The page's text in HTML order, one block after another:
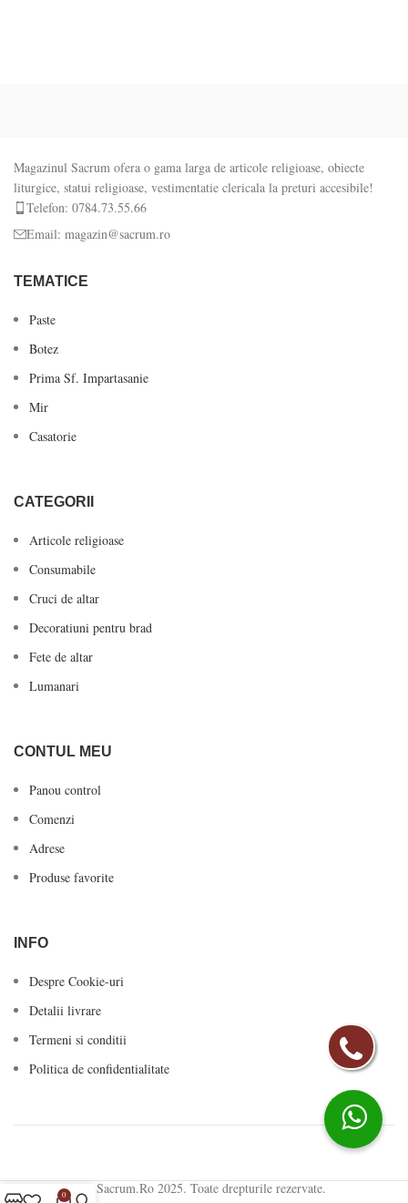
Magazinul Sacrum ofera o gama larga de articole religioase, obiecte
liturgice, statui religioase, vestimentatie clericala la preturi accesibile!
Telefon: 0784.73.55.66
Email: magazin@sacrum.ro
TEMATICE
Paste
Botez
Prima Sf. Impartasanie
Mir
Casatorie
CATEGORII
Articole religioase
Consumabile
Cruci de altar
Decoratiuni pentru brad
Fete de altar
Lumanari
CONTUL MEU
Panou control
Comenzi
Adrese
Produse favorite
INFO
Despre Cookie-uri
Detalii livrare
Termeni si conditii
Politica de confidentialitate
© Sacrum.Ro 2025. Toate drepturile rezervate.
0